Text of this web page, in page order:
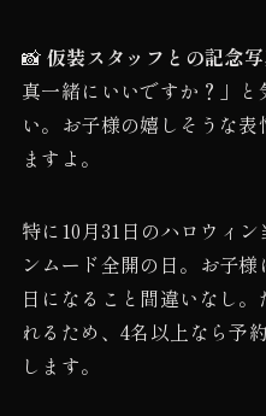
📸 仮装スタッフとの記念
真一緒にいいですか？」
い。お子様の嬉しそうな
ますよ。
特に10月31日のハロウィ
ンムード全開の日。お子
日になること間違いなし
れるため、4名以上なら予
します。